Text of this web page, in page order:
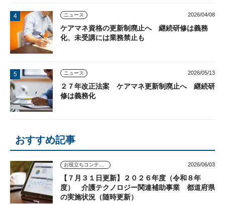
ニュース 2026/04/08
ケアマネ資格の更新制廃止へ 継続研修は義務
化、未受講には業務禁止も
ニュース 2026/05/13
２７年改正法案 ケアマネ更新制廃止へ 継続研
修は義務化
おすすめ記事
お役立ちコンテンツ 2026/06/03
【７月３１日更新】２０２６年度（令和８年
度） 介護テクノロジー関連補助事業 都道府県
の実施状況（随時更新）